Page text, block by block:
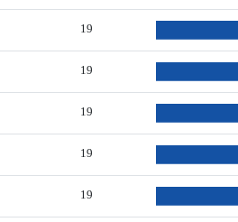
19
19
19
19
19